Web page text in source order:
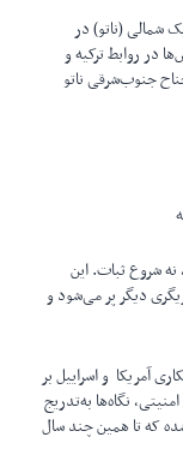
شمالی (ناتو) در
در روابط ترکیه و
جنوب‌شرقی ناتو
نه شروع ثبات. این
دیگر پر می‌شود و
آمریکا و اسراییل بر
نگاه‌ها به‌تدریج
که تا همین چند سال